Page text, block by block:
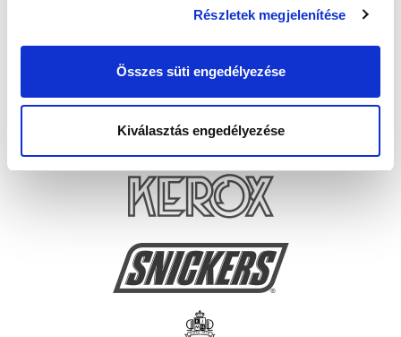
Részletek megjelenítése
Összes süti engedélyezése
Kiválasztás engedélyezése